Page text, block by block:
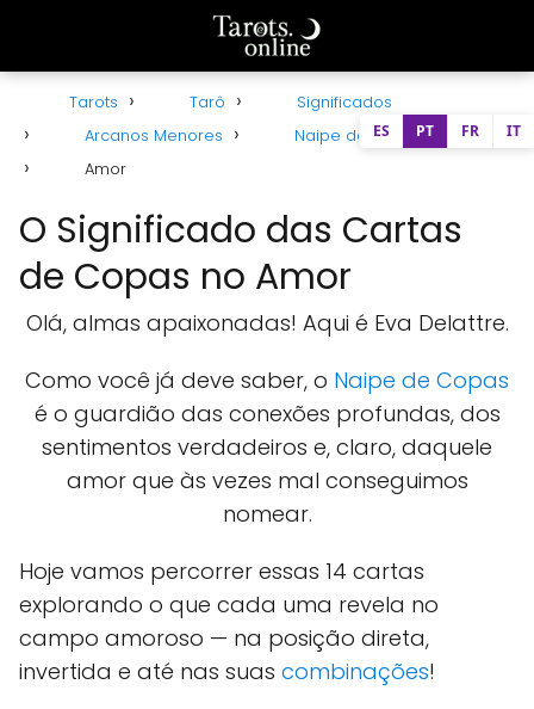
Tarots Tarô
Significados
Arcanos Menores
Naipe de Copas
Amor
O Significado das Cartas
de Copas no Amor
Olá, almas apaixonadas! Aqui é Eva Delattre.
Como você já deve saber, o Naipe de Copas
é o guardião das conexões profundas, dos
sentimentos verdadeiros e, claro, daquele
amor que às vezes mal conseguimos
nomear.
Hoje vamos percorrer essas 14 cartas
explorando o que cada uma revela no
campo amoroso — na posição direta,
invertida e até nas suas combinações!
ES PT FR IT